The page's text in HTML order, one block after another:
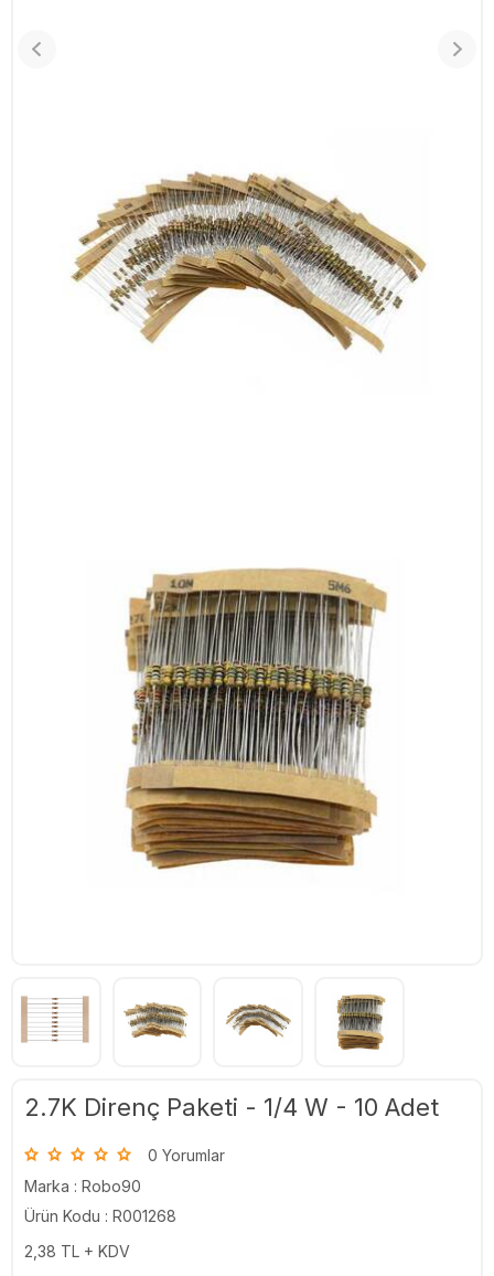
2.7K Direnç Paketi - 1/4 W - 10 Adet
0 Yorumlar
Marka : Robo90
Ürün Kodu : R001268
2,38 TL + KDV